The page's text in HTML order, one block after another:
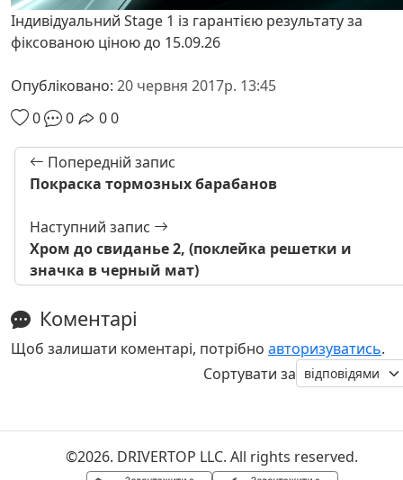
Індивідуальний Stage 1 із гарантією результату за
фіксованою ціною до 15.09.26
Опубліковано: 20 червня 2017р. 13:45
0
0 00
Попередній запис
Покраска тормозных барабанов
Наступний запис
Хром до свиданье 2, (поклейка решетки и
значка в черный мат)
Коментарі
Щоб залишати коментарі, потрібно авторизуватись.
Сортувати за
©2026. DRIVERTOP LLC. All rights reserved.